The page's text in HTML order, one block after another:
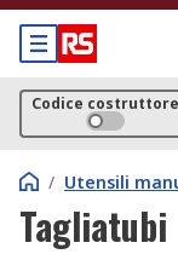
Codice costruttore
/ Utensili
Tagliatubi